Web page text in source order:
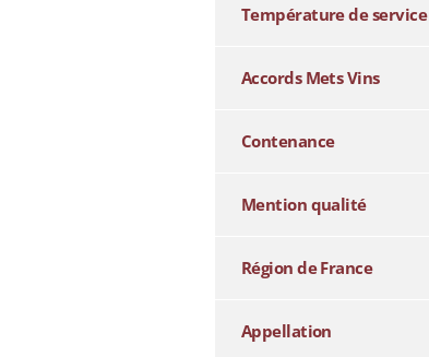
Température de service
Accords Mets Vins
Contenance
Mention qualité
Région de France
Appellation